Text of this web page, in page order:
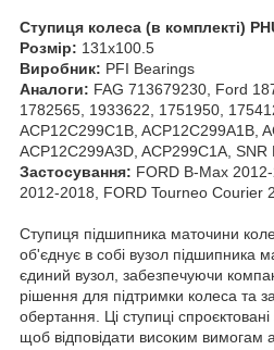
Ступиця колеса (в комплекті)
Розмір: 131х100.5
Виробник: PFI Bearings
Аналоги: FAG 713679230, Ford
1782565, 1933622, 1751950,
ACP12C299C1B, ACP12C299A1B,
ACP12C299A3D, ACP299C1A, SNR
Застосування: FORD B-Max
2012-2018, FORD Tourneo Courier
Ступиця підшипника маточини
об'єднує в собі вузол підшипника
єдиний вузол, забезпечуючи
рішення для підтримки колеса та
обертання. Ці ступиці спроєктовані
щоб відповідати високим вимогам